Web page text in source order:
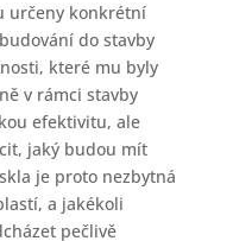
určeny konkrétní
do stavby
které mu byly
v rámci stavby
efektivitu, ale
jaký budou mít
je proto nezbytná
a jakékoli
pečlivě